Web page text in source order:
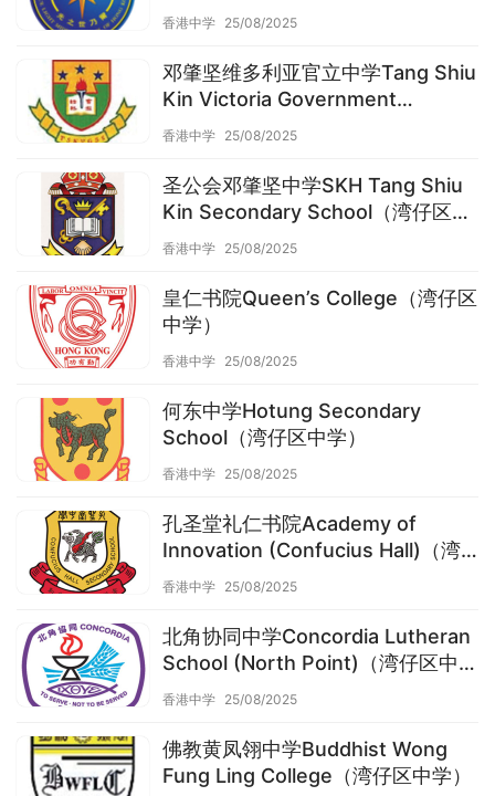
学）
香港中学 25/08/2025
邓肇坚维多利亚官立中学Tang Shiu
Kin Victoria Government
Secondary School（湾仔区中学）
香港中学 25/08/2025
圣公会邓肇坚中学SKH Tang Shiu
Kin Secondary School（湾仔区中
学）
香港中学 25/08/2025
皇仁书院Queen’s College（湾仔区
中学）
香港中学 25/08/2025
何东中学Hotung Secondary
School（湾仔区中学）
香港中学 25/08/2025
孔圣堂礼仁书院Academy of
Innovation (Confucius Hall)（湾
仔区中学）
香港中学 25/08/2025
北角协同中学Concordia Lutheran
School (North Point)（湾仔区中
学）
香港中学 25/08/2025
佛教黄凤翎中学Buddhist Wong
Fung Ling College（湾仔区中学）